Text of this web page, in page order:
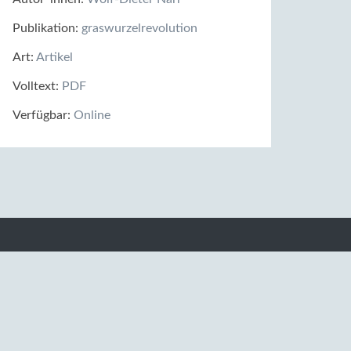
Publikation: graswurzelrevolution
Art: Artikel
Volltext: PDF
Verfügbar: Online